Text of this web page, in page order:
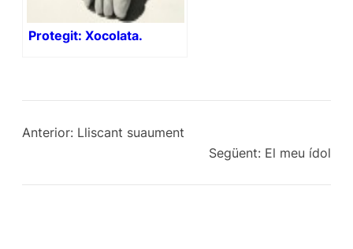
Protegit: Xocolata.
Anterior: Lliscant suaument
Següent: El meu ídol